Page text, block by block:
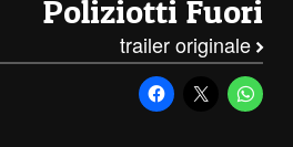
Poliziotti Fuori
trailer originale